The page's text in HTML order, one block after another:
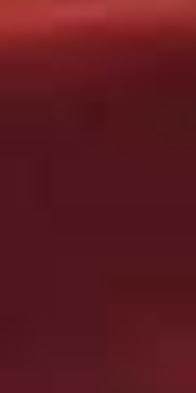
Hotel Valdemoro